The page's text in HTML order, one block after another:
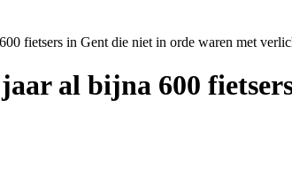
fietsers in Gent die niet in orde waren met
al bijna 600